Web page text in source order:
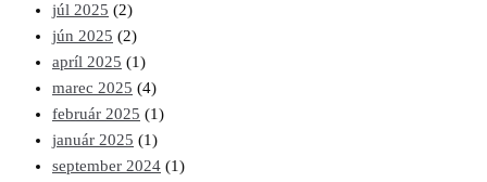
júl 2025 (2)
jún 2025 (2)
apríl 2025 (1)
marec 2025 (4)
február 2025 (1)
január 2025 (1)
september 2024 (1)